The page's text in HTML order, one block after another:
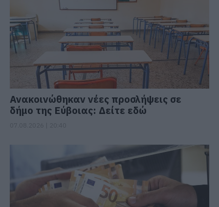
Ανακοινώθηκαν νέες προσλήψεις σε
δήμο της Εύβοιας: Δείτε εδώ